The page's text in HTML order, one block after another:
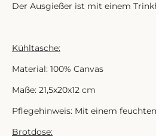
Der Ausgießer ist mit einem
Kühltasche:
Material: 100% Canvas
Maße: 21,5x20x12 cm
Pflegehinweis: Mit einem
Brotdose: